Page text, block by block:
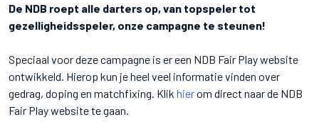
De NDB roept alle darters op, van topspeler tot
gezelligheidsspeler, onze campagne te steunen!
Speciaal voor deze campagne is er een NDB Fair Play website
ontwikkeld. Hierop kun je heel veel informatie vinden over
gedrag, doping en matchfixing. Klik hierom direct naar de NDB
Fair Play website te gaan.